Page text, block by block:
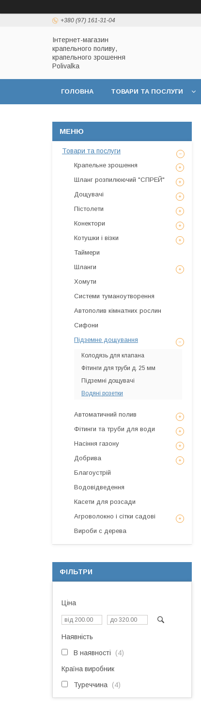
+380 (97) 161-31-04
Інтернет-магазин
крапельного поливу,
крапельного зрошення
Polivalka
ГОЛОВНА ТОВАРИ ТА ПОСЛУГИ
Товари та послуги
Крапельне зрошення
Шланг розпилюючий "СПРЕЙ"
Дощувачі
Пістолети
Конектори
Котушки і візки
Таймери
Шланги
Хомути
Системи туманоутворення
Автополив кімнатних рослин
Сифони
Підземне дощування
Колодязь для клапана
Фітинги для труби д. 25 мм
Підземні дощувачі
Водяні розетки
Автоматичний полив
Фітинги та труби для води
Насіння газону
Добрива
Благоустрій
Водовідведення
Касети для розсади
Агроволокно і сітки садові
Вироби с дерева
ФІЛЬТРИ
Ціна
Наявність
В наявності 4
Країна виробник
Туреччина 4